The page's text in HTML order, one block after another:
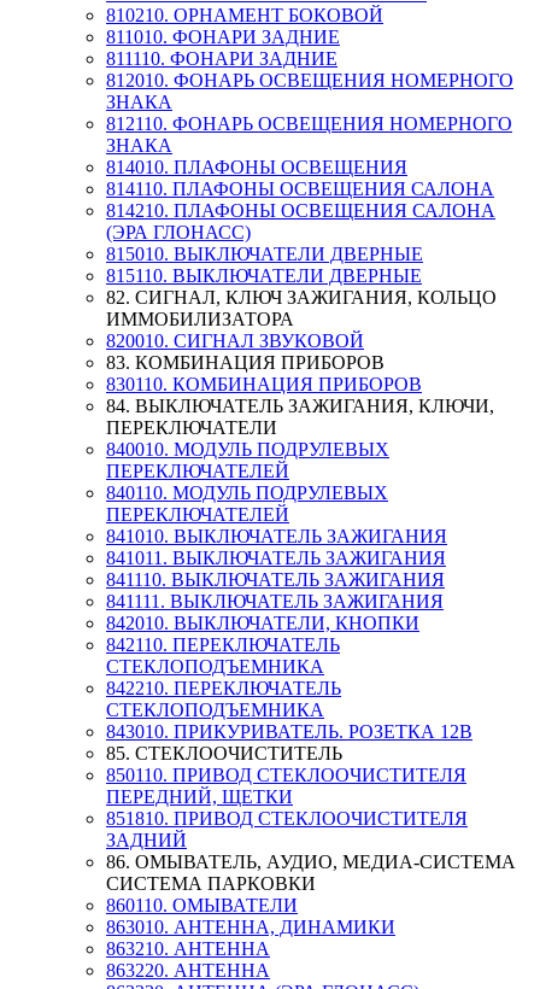
810210. ОРНАМЕНТ БОКОВОЙ
811010. ФОНАРИ ЗАДНИЕ
811110. ФОНАРИ ЗАДНИЕ
812010. ФОНАРЬ ОСВЕЩЕНИЯ НОМЕРНОГО
ЗНАКА
812110. ФОНАРЬ ОСВЕЩЕНИЯ НОМЕРНОГО
ЗНАКА
814010. ПЛАФОНЫ ОСВЕЩЕНИЯ
814110. ПЛАФОНЫ ОСВЕЩЕНИЯ САЛОНА
814210. ПЛАФОНЫ ОСВЕЩЕНИЯ САЛОНА
(ЭРА ГЛОНАСС)
815010. ВЫКЛЮЧАТЕЛИ ДВЕРНЫЕ
815110. ВЫКЛЮЧАТЕЛИ ДВЕРНЫЕ
82. СИГНАЛ, КЛЮЧ ЗАЖИГАНИЯ, КОЛЬЦО
ИММОБИЛИЗАТОРА
820010. СИГНАЛ ЗВУКОВОЙ
83. КОМБИНАЦИЯ ПРИБОРОВ
830110. КОМБИНАЦИЯ ПРИБОРОВ
84. ВЫКЛЮЧАТЕЛЬ ЗАЖИГАНИЯ, КЛЮЧИ,
ПЕРЕКЛЮЧАТЕЛИ
840010. МОДУЛЬ ПОДРУЛЕВЫХ
ПЕРЕКЛЮЧАТЕЛЕЙ
840110. МОДУЛЬ ПОДРУЛЕВЫХ
ПЕРЕКЛЮЧАТЕЛЕЙ
841010. ВЫКЛЮЧАТЕЛЬ ЗАЖИГАНИЯ
841011. ВЫКЛЮЧАТЕЛЬ ЗАЖИГАНИЯ
841110. ВЫКЛЮЧАТЕЛЬ ЗАЖИГАНИЯ
841111. ВЫКЛЮЧАТЕЛЬ ЗАЖИГАНИЯ
842010. ВЫКЛЮЧАТЕЛИ, КНОПКИ
842110. ПЕРЕКЛЮЧАТЕЛЬ
СТЕКЛОПОДЪЕМНИКА
842210. ПЕРЕКЛЮЧАТЕЛЬ
СТЕКЛОПОДЪЕМНИКА
843010. ПРИКУРИВАТЕЛЬ. РОЗЕТКА 12В
85. СТЕКЛООЧИСТИТЕЛЬ
850110. ПРИВОД СТЕКЛООЧИСТИТЕЛЯ
ПЕРЕДНИЙ, ЩЕТКИ
851810. ПРИВОД СТЕКЛООЧИСТИТЕЛЯ
ЗАДНИЙ
86. ОМЫВАТЕЛЬ, АУДИО, МЕДИА-СИСТЕМА
СИСТЕМА ПАРКОВКИ
860110. ОМЫВАТЕЛИ
863010. АНТЕННА, ДИНАМИКИ
863210. АНТЕННА
863220. АНТЕННА